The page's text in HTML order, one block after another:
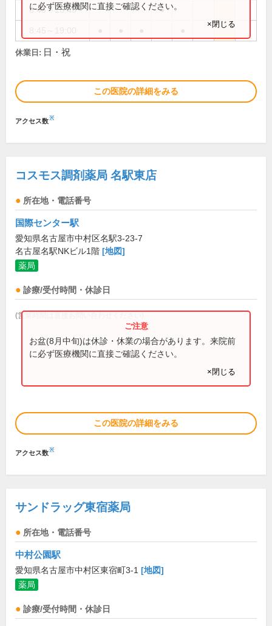
8:45～16:45 ●
に必ず医療機関に直接ご確認ください。
×閉じる
休業日: 日・祝
この医院の詳細をみる
アクセス数※
コスモス調剤薬局 名駅東店
所在地・電話番号
国際センター駅
愛知県名古屋市中村区名駅3-23-7
名古屋名駅NKビル1階 [地図]
薬局
診療/受付時間・休診日
(営業時間は直接お問い合わせください)
お盆(8月中旬)は休診・休業の場合があります。来院前
に必ず医療機関に直接ご確認ください。
×閉じる
この医院の詳細をみる
アクセス数※
サンドラッグ東宿薬局
所在地・電話番号
中村公園駅
愛知県名古屋市中村区東宿町3-1 [地図]
薬局
診療/受付時間・休診日